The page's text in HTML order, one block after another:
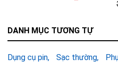
DANH MỤC TƯƠNG TỰ
Dụng cụ pin Sạc thường